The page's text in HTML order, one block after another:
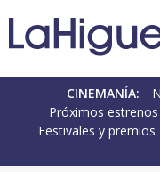
CINEMANÍA:
Próximos estrenos
Festivales y premios